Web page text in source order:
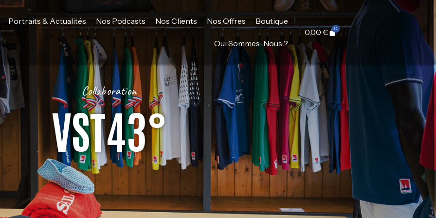
Portraits & Actualités Nos Podcasts Nos Clients Nos Offres Boutique
Qui Sommes-Nous ?
0,00 €
Collaboration
VST43°